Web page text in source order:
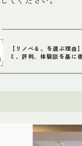
【リノべる。を選ぶ理由
ミ、評判、体験談を基に